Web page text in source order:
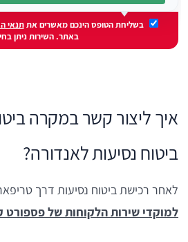
בשליחת הטופס הינכם מאשרים אתתנאי
באתר. השירות ניתן
איך ליצור קשר במקרה
ביטוח נסיעות לאנדורה?
לאחר רכישת ביטוח נסיעות דרך
למוקדי שירות הלקוחות של